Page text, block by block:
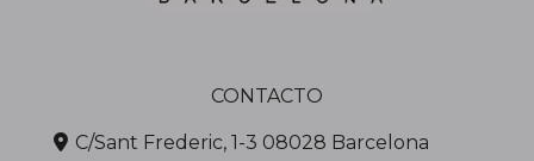
CONTACTO
C/Sant Frederic, 1-3 08028 Barcelona